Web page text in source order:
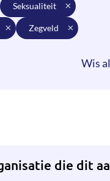
seksualiteit
zegveld
die dit